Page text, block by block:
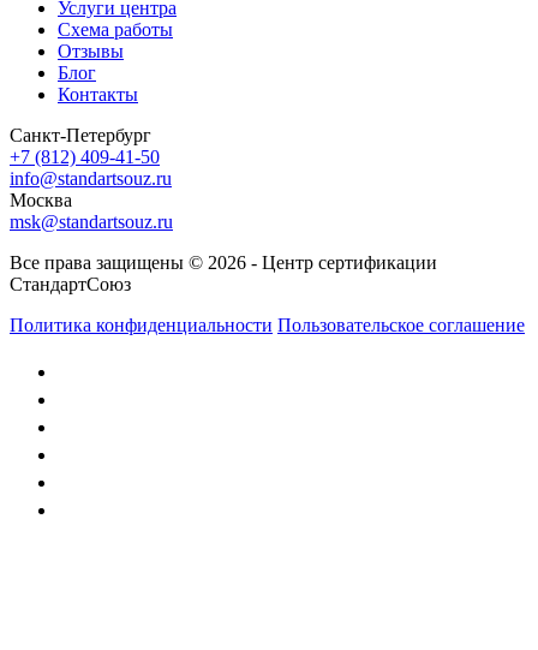
Услуги центра
Схема работы
Отзывы
Блог
Контакты
Санкт-Петербург
+7 (812) 409-41-50
info@standartsouz.ru
Москва
msk@standartsouz.ru
Все права защищены © 2026 - Центр сертификации
СтандартСоюз
Политика конфиденциальности Пользовательское соглашение